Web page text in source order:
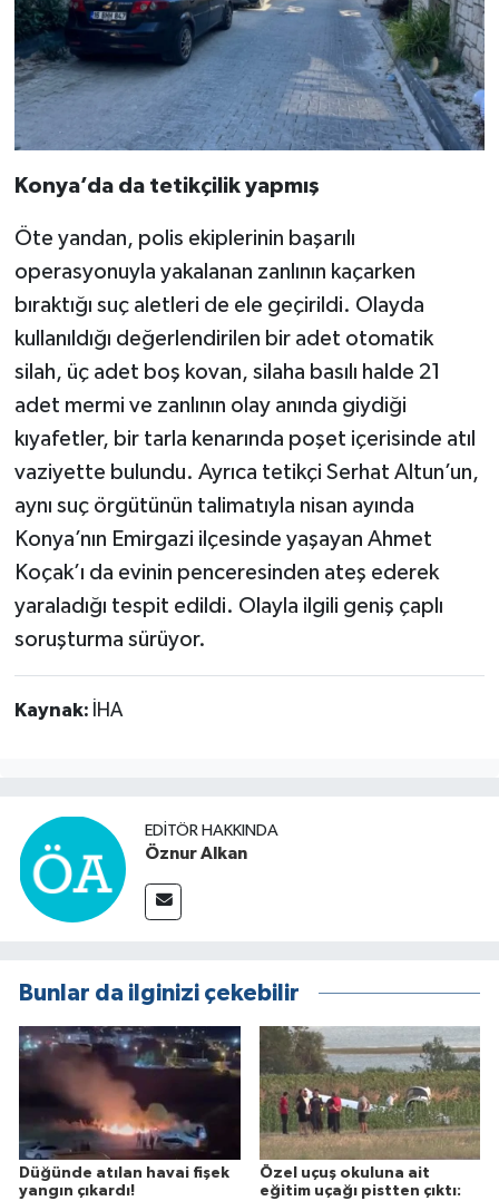
Konya’da da tetikçilik yapmış
Öte yandan, polis ekiplerinin başarılı
operasyonuyla yakalanan zanlının kaçarken
bıraktığı suç aletleri de ele geçirildi. Olayda
kullanıldığı değerlendirilen bir adet otomatik
silah, üç adet boş kovan, silaha basılı halde 21
adet mermi ve zanlının olay anında giydiği
kıyafetler, bir tarla kenarında poşet içerisinde atıl
vaziyette bulundu. Ayrıca tetikçi Serhat Altun’un,
aynı suç örgütünün talimatıyla nisan ayında
Konya’nın Emirgazi ilçesinde yaşayan Ahmet
Koçak’ı da evinin penceresinden ateş ederek
yaraladığı tespit edildi. Olayla ilgili geniş çaplı
soruşturma sürüyor.
Kaynak: İHA
EDITÖR HAKKINDA
Öznur Alkan
Bunlar da ilginizi çekebilir
Düğünde atılan havai fişek
yangın çıkardı!
Özel uçuş okuluna ait
eğitim uçağı pistten çıktı: